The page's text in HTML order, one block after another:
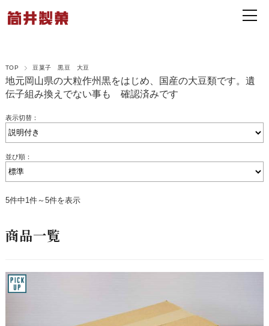
TOP 豆菓子 黒豆 大豆
地元岡山県の大粒作州黒をはじめ、国産の大豆類です。遺
伝子組み換えでない事も 確認済みです
表示切替：
並び順：
5件中1件～5件を表示
商品一覧